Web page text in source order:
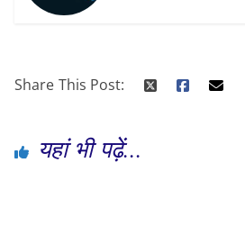
Share This Post:
यहां भी पढ़ें...